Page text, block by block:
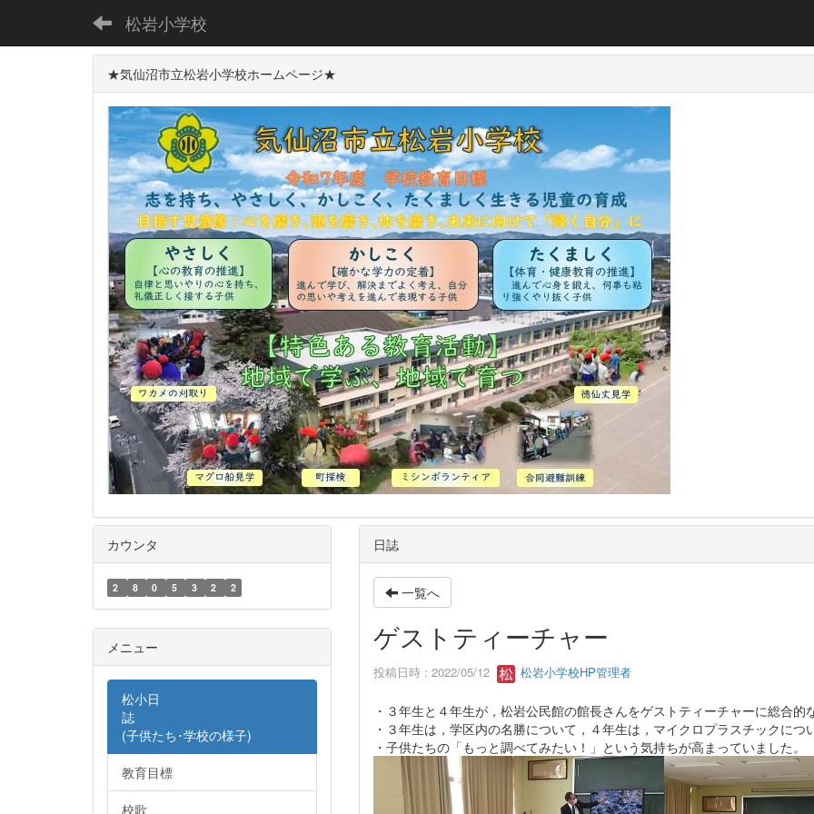
松岩小学校
★気仙沼市立松岩小学校ホームページ★
日誌
一覧へ
ゲストティーチャー
投稿日時 : 2022/05/12 松岩小学校HP管理者
・３年生と４年生が，松岩公民館の館長さんをゲストティーチャーに総合
・３年生は，学区内の名勝について，４年生は，マイクロプラスチックに
・子供たちの「もっと調べてみたい！」という気持ちが高まっていました。
カウンタ
2 8 0 5 3 2 2
メニュー
松小日
誌
(子供たち･学校の様子)
教育目標
校歌